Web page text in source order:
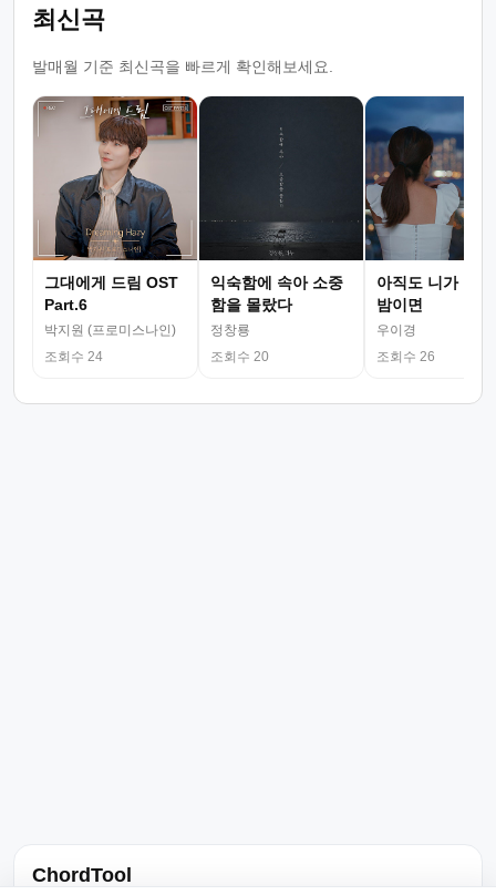
최신곡
발매월 기준 최신곡을 빠르게 확인해보세요.
그대에게 드림 OST
Part.6
박지원 (프로미스나인)
조회수 24
익숙함에 속아 소중
함을 몰랐다
정창룡
조회수 20
아직도 니가 그
밤이면
우이경
조회수 26
ChordTool